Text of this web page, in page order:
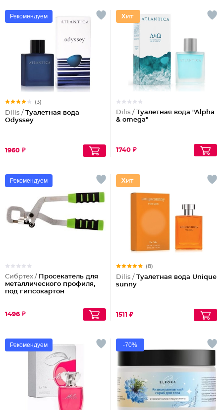
Рекомендуем
(3)
Dilis / Туалетная вода
Odyssey
1960 ₽
Dilis / Туалетная вода "Alpha
& omega"
1740 ₽
Рекомендуем
Сибртех / Просекатель для
металлического профиля,
под гипсокартон
1496 ₽
(8)
Dilis / Туалетная вода Unique
sunny
1511 ₽
Рекомендуем -70%